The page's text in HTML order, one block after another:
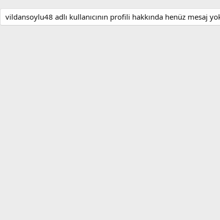
vildansoylu48 adlı kullanıcının profili hakkında henüz mesaj